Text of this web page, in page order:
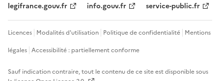
legifrance.gouv.fr info.gouv.fr service-public.fr
Licences Modalités d'utilisation Politique de confidentialité Mentions
légales Accessibilité : partiellement conforme
Sauf indication contraire, tout le contenu de ce site est disponible sous